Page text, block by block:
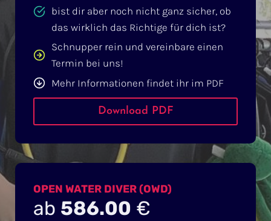
bist dir aber noch nicht ganz sicher, ob
das wirklich das Richtige für dich ist?
Schnupper rein und vereinbare einen
Termin bei uns!
Mehr Informationen findet ihr im PDF
Download PDF
OPEN WATER DIVER (OWD)
ab 586.00 €